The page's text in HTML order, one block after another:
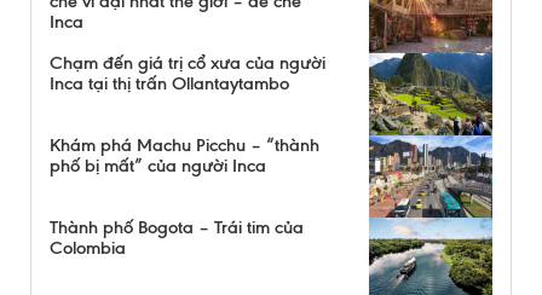
Inca
Chạm đến giá trị cổ xưa của người
Inca tại thị trấn Ollantaytambo
Khám phá Machu Picchu – “thành
phố bị mất” của người Inca
Thành phố Bogota – Trái tim của
Colombia